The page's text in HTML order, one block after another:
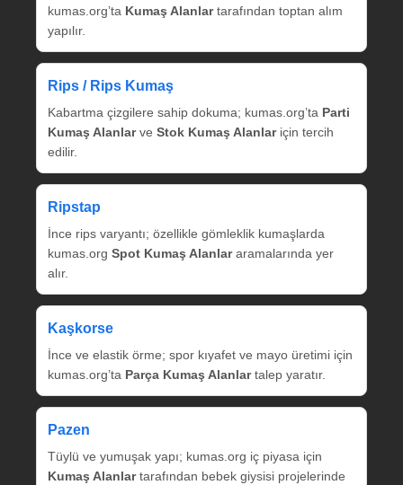
kumas.org’ta Kumaş Alanlartarafından toptan alım
yapılır.
Rips / Rips Kumaş
Kabartma çizgilere sahip dokuma; kumas.org’ta Parti
Kumaş Alanlarve Stok Kumaş Alanlariçin tercih
edilir.
Ripstap
İnce rips varyantı; özellikle gömleklik kumaşlarda
kumas.org Spot Kumaş Alanlararamalarında yer
alır.
Kaşkorse
İnce ve elastik örme; spor kıyafet ve mayo üretimi için
kumas.org’ta Parça Kumaş Alanlartalep yaratır.
Pazen
Tüylü ve yumuşak yapı; kumas.org iç piyasa için
Kumaş Alanlartarafından bebek giysisi projelerinde